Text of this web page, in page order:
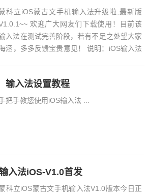
科立iOS蒙古文手机输入法升级啦,最新版
欢迎广大网友们下载使用！目前该
入法在测试完善阶段，若有不足之处望大家
涵，多多反馈宝贵意见！ 说明：iOS输入法
输入法设置教程
把手教您使用iOS输入法 ...
入法iOS-V1.0首发
科立iOS蒙古文手机输入法V1.0版本今日正